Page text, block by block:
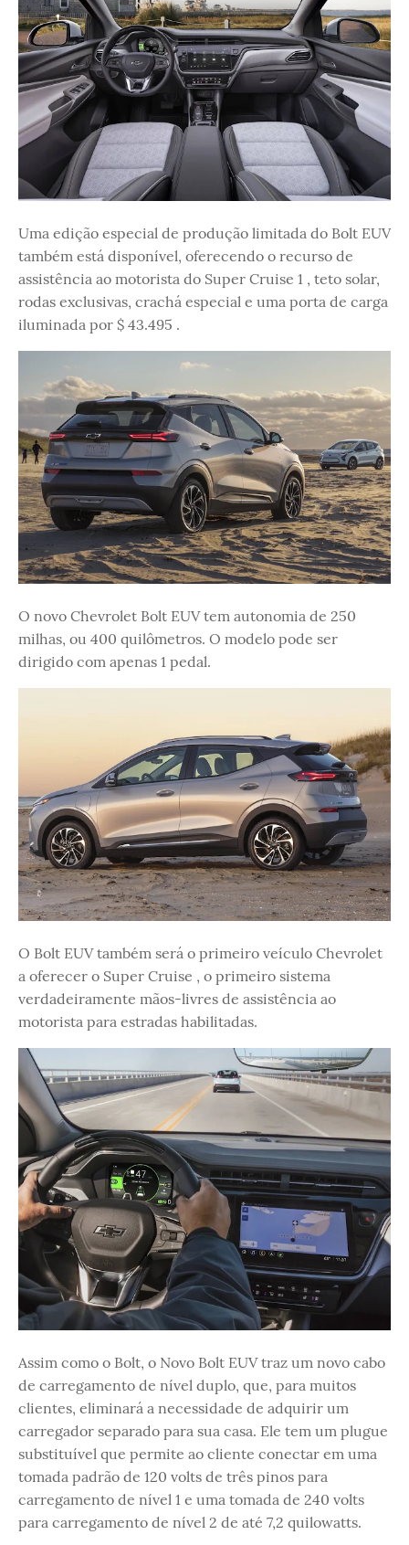
Uma edição especial de produção limitada do Bolt EUV
também está disponível, oferecendo o recurso de
assistência ao motorista do Super Cruise 1 , teto solar,
rodas exclusivas, crachá especial e uma porta de carga
iluminada por $ 43.495 .
O novo Chevrolet Bolt EUV tem autonomia de 250
milhas, ou 400 quilômetros. O modelo pode ser
dirigido com apenas 1 pedal.
O Bolt EUV também será o primeiro veículo Chevrolet
a oferecer o Super Cruise , o primeiro sistema
verdadeiramente mãos-livres de assistência ao
motorista para estradas habilitadas.
Assim como o Bolt, o Novo Bolt EUV traz um novo cabo
de carregamento de nível duplo, que, para muitos
clientes, eliminará a necessidade de adquirir um
carregador separado para sua casa. Ele tem um plugue
substituível que permite ao cliente conectar em uma
tomada padrão de 120 volts de três pinos para
carregamento de nível 1 e uma tomada de 240 volts
para carregamento de nível 2 de até 7,2 quilowatts.